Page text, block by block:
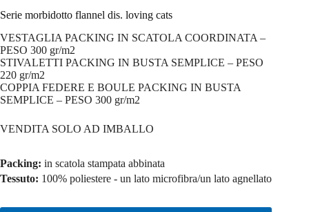
Serie morbidotto flannel dis. loving cats
VESTAGLIA PACKING IN SCATOLA COORDINATA –
PESO 300 gr/m2
STIVALETTI PACKING IN BUSTA SEMPLICE – PESO
220 gr/m2
COPPIA FEDERE E BOULE PACKING IN BUSTA
SEMPLICE – PESO 300 gr/m2
VENDITA SOLO AD IMBALLO
Packing: in scatola stampata abbinata
Tessuto: 100% poliestere - un lato microfibra/un lato agnellato